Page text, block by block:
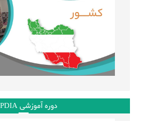
دوره آموزشی PDIA